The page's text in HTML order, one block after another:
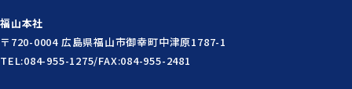
福山本社
〒720-0004 広島県福山市御幸町中津原1787-1
TEL:084-955-1275/FAX:084-955-2481